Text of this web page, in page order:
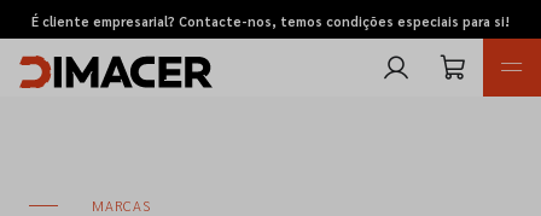
É cliente empresarial? Contacte-nos, temos condições especiais para si!
MARCAS